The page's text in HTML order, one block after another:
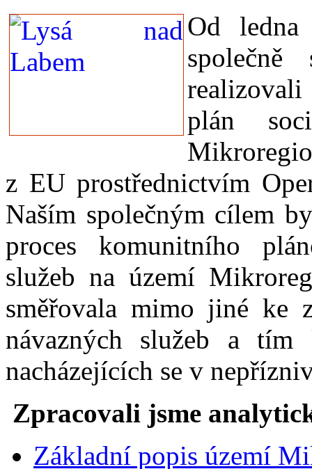
Od
plán
z EU prostřednictvím
Naším společným cílem
proces komunitního
služeb na území
směřovala mimo jiné ke
návazných služeb a
nacházejících se v
Zpracovali jsme
Základní popis území